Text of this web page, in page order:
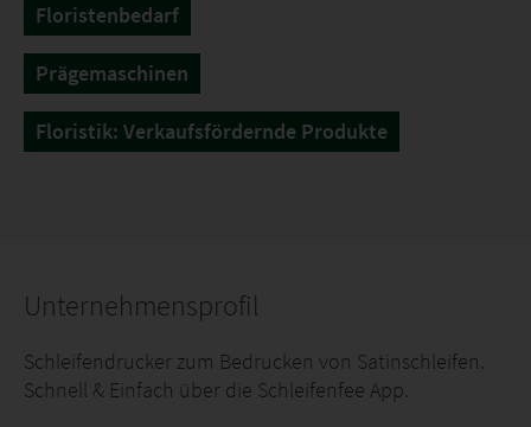
Floristenbedarf
Prägemaschinen
Floristik: Verkaufsfördernde Produkte
Unternehmensprofil
Schleifendrucker zum Bedrucken von Satinschleifen.
Schnell & Einfach über die Schleifenfee App.